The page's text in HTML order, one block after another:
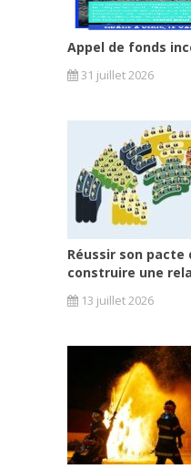
Appel de fonds
31 juillet 2026
Réussir son pacte
construire une
13 juillet 2026